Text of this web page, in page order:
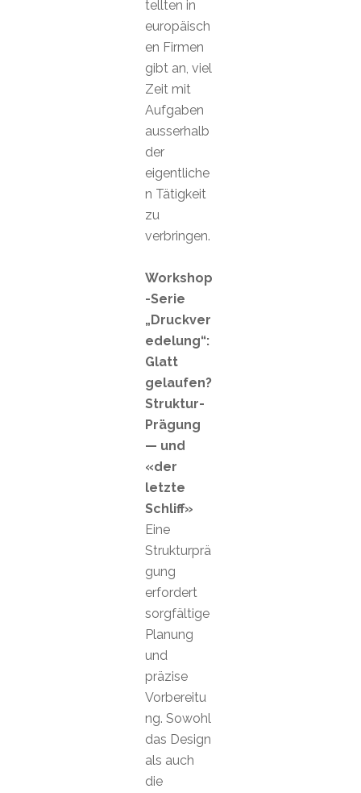
tellten in
europäisch
en Firmen
gibt an, viel
Zeit mit
Aufgaben
ausserhalb
der
eigentliche
n Tätigkeit
zu
verbringen.
Workshop
-Serie
„Druckver
edelung“:
Glatt
gelaufen?
Struktur-
Prägung
— und
«der
letzte
Schliff»
Eine
Strukturprä
gung
erfordert
sorgfältige
Planung
und
präzise
Vorbereitu
ng. Sowohl
das Design
als auch
die